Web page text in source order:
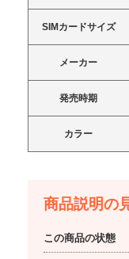
SIMカードサイズ
メーカー
発売時期
カラー
商品説明の
この商品の状態